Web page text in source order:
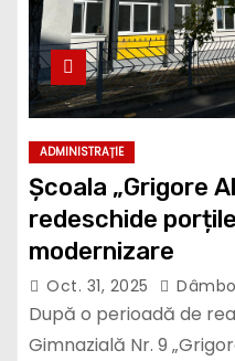
ADMINISTRAȚIE
Școala „Grigore
redeschide
modernizare
Oct. 31, 2025
După o perioadă de
Gimnazială Nr. 9